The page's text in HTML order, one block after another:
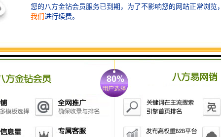
Z型钢是一种常见的冷弯薄壁型钢，厚度
锌。加工标准按GB50018-2002 执行。Z
型钢通常应用在大型钢结构厂房中。加工
长度及孔为按加工要求生产。
配套产品:彩钢瓦 岩棉夹芯板 ;楼承板等
Z型钢主要用途
冷弯Z型钢规格尺寸可调、抗压强度大等